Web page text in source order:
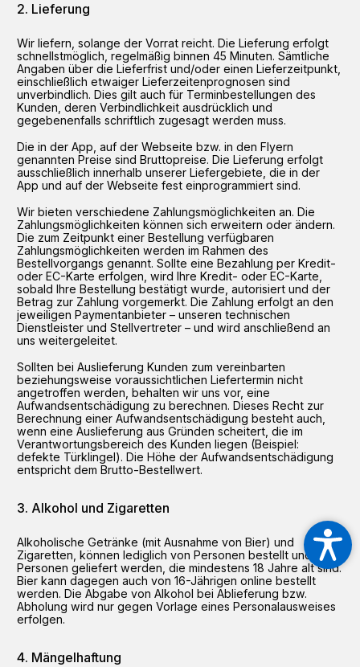
Lieferung
Wir liefern, solange der Vorrat reicht. Die Lieferung erfolgt
schnellstmöglich, regelmäßig binnen 45 Minuten. Sämtliche
Angaben über die Lieferfrist und/oder einen Lieferzeitpunkt,
einschließlich etwaiger Lieferzeitenprognosen sind
unverbindlich. Dies gilt auch für Terminbestellungen des
Kunden, deren Verbindlichkeit ausdrücklich und
gegebenenfalls schriftlich zugesagt werden muss.
Die in der App, auf der Webseite bzw. in den Flyern
genannten Preise sind Bruttopreise. Die Lieferung erfolgt
ausschließlich innerhalb unserer Liefergebiete, die in der
App und auf der Webseite fest einprogrammiert sind.
Wir bieten verschiedene Zahlungsmöglichkeiten an. Die
Zahlungsmöglichkeiten können sich erweitern oder ändern.
Die zum Zeitpunkt einer Bestellung verfügbaren
Zahlungsmöglichkeiten werden im Rahmen des
Bestellvorgangs genannt. Sollte eine Bezahlung per Kredit-
oder EC-Karte erfolgen, wird Ihre Kredit- oder EC-Karte,
sobald Ihre Bestellung bestätigt wurde, autorisiert und der
Betrag zur Zahlung vorgemerkt. Die Zahlung erfolgt an den
jeweiligen Paymentanbieter – unseren technischen
Dienstleister und Stellvertreter – und wird anschließend an
uns weitergeleitet.
Sollten bei Auslieferung Kunden zum vereinbarten
beziehungsweise voraussichtlichen Liefertermin nicht
angetroffen werden, behalten wir uns vor, eine
Aufwandsentschädigung zu berechnen. Dieses Recht zur
Berechnung einer Aufwandsentschädigung besteht auch,
wenn eine Auslieferung aus Gründen scheitert, die im
Verantwortungsbereich des Kunden liegen (Beispiel:
defekte Türklingel). Die Höhe der Aufwandsentschädigung
entspricht dem Brutto-Bestellwert.
Alkohol und Zigaretten
Alkoholische Getränke (mit Ausnahme von Bier) und
Zigaretten, können lediglich von Personen bestellt und an
Personen geliefert werden, die mindestens 18 Jahre alt sind.
Bier kann dagegen auch von 16-Jährigen online bestellt
werden. Die Abgabe von Alkohol bei Ablieferung bzw.
Abholung wird nur gegen Vorlage eines Personalausweises
erfolgen.
Mängelhaftung